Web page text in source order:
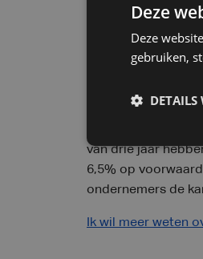
Voor de vanaf 1
bijkomende
stijging in de
de
van drie jaar
6,5% op
ondernemers de
Ik wil meer weten
Deze
Deze
gebruiken,
DETAILS